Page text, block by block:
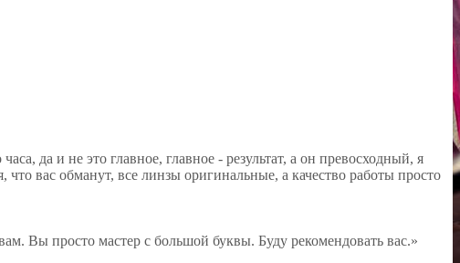
да и не это главное, главное - результат, а он превосходный, я
вас обманут, все линзы оригинальные, а качество работы просто
Вы просто мастер с большой буквы. Буду рекомендовать вас.»